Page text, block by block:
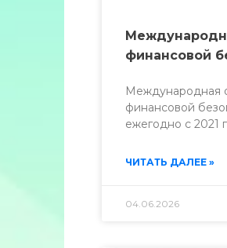
финансовой
Международная
финансовой
ежегодно с 2021
ЧИТАТЬ ДАЛЕЕ »
04.06.2026